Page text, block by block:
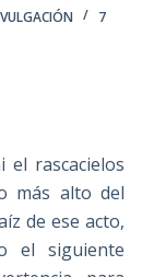
7
rascacielos
más alto del
de ese acto,
el siguiente